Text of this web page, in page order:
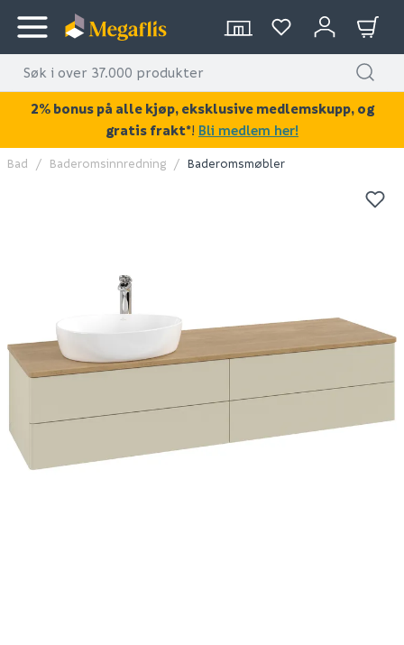
KAN DISSE VÆRE AV INTERESSE?
Nordlux eik 3-
spotskinne hvit
Bad Baderomsinnredning Baderomsmøbler
2% bonus på alle kjøp, eksklusive medlemskupp, og
gratis frakt*! Bli medlem her!